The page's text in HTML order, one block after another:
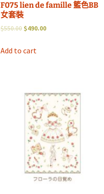
F075 lien de famille 籃色BB
女套裝
$550.00 $490.00
Add to cart